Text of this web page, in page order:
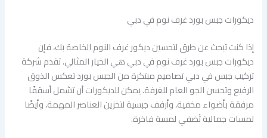
ديكورات جبس بورد غرف نوم في دبي
إذا كنت تبحث عن طرق لتحسين ديكور غرف النوم الخاصة بك، فإن
ديكورات جبس بورد غرف نوم في دبي هي الخيار المثالي. تقدم شركة
تركيب جبس في دبي تصاميم مبتكرة من الجبس بورد تعكس الذوق
الرفيع وتحسن الجو العام للغرفة. يمكن للديكورات أن تشمل أسقفًا
مرفقة بأضواء مخفية، وأرفف جبسية لتخزين العناصر المهمة، وأيضًا
لمسات جمالية تُضفي لمسة فاخرة.